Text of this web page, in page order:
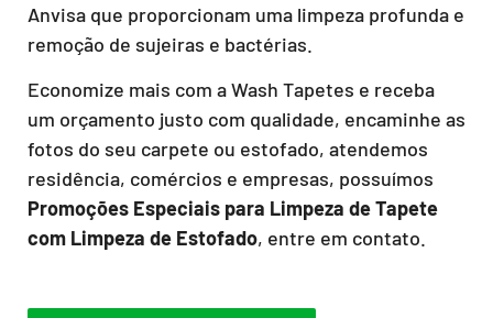
Anvisa que proporcionam uma limpeza profunda e
remoção de sujeiras e bactérias.
Economize mais com a Wash Tapetes e receba
um orçamento justo com qualidade, encaminhe as
fotos do seu carpete ou estofado, atendemos
residência, comércios e empresas, possuímos
Promoções Especiais para Limpeza de Tapete
com Limpeza de Estofado, entre em contato.